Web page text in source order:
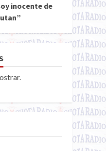
inocente de